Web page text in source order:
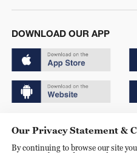
DOWNLOAD OUR APP
京ICP备20000184号
Our Privacy Statement &
By continuing to browse our site